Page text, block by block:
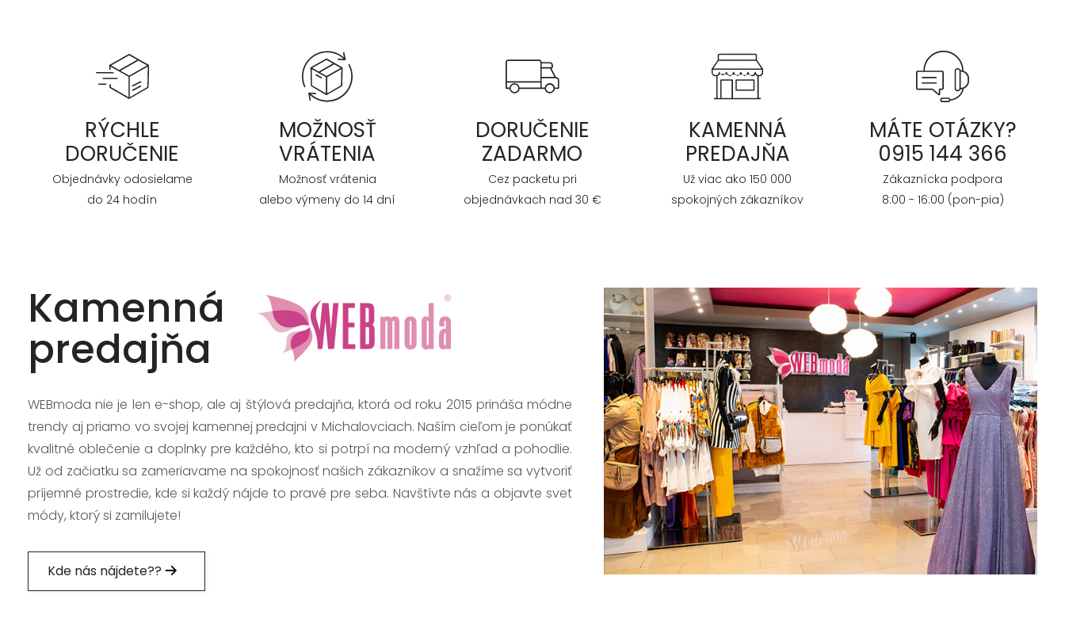
RÝCHLE
DORUČENIE
Objednávky odosielame
do 24 hodín
MOŽNOSŤ
VRÁTENIA
Možnosť vrátenia
alebo výmeny do 14 dní
DORUČENIE
ZADARMO
Cez packetu pri
objednávkach nad 30 €
KAMENNÁ
PREDAJŇA
Už viac ako 150 000
spokojných zákazníkov
MÁTE OTÁZKY?
0915 144 366
Zákaznícka podpora
8:00 - 16:00 (pon-pia)
Kamenná
predajňa
WEBmoda nie je len e-shop, ale aj štýlová predajňa, ktorá od roku 2015 prináša módne
trendy aj priamo vo svojej kamennej predajni v Michalovciach. Naším cieľom je ponúkať
kvalitné oblečenie a doplnky pre každého, kto si potrpí na moderný vzhľad a pohodlie.
Už od začiatku sa zameriavame na spokojnosť našich zákazníkov a snažíme sa vytvoriť
príjemné prostredie, kde si každý nájde to pravé pre seba. Navštívte nás a objavte svet
módy, ktorý si zamilujete!
Kde nás nájdete??